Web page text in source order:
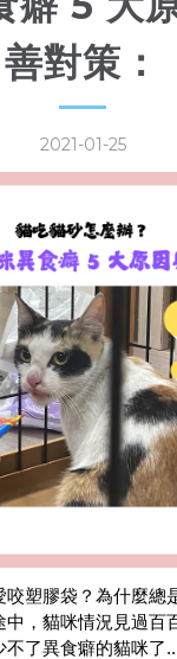
善對策：
2021-01-25
塑膠袋？為什麼總
中，貓咪情況見過百
不了異食癖的貓咪了